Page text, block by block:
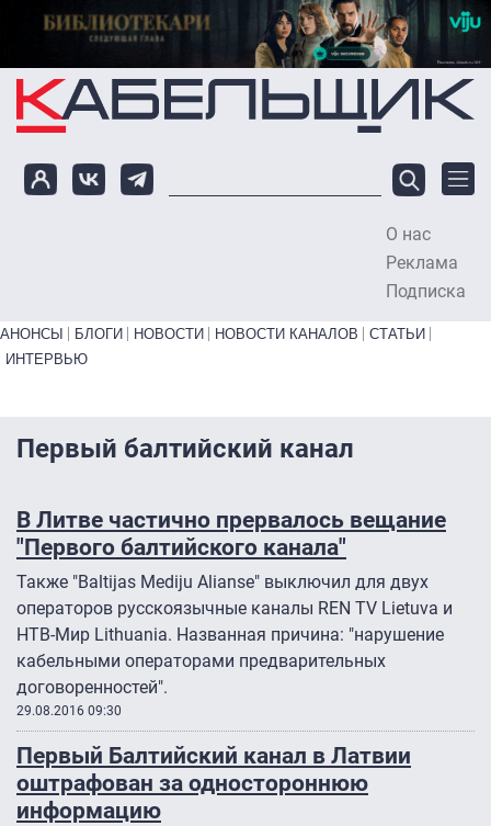
Перейти к основному содержанию
О нас
Реклама
Подписка
Primary links bottom
АНОНСЫ БЛОГИ НОВОСТИ НОВОСТИ КАНАЛОВ
СТАТЬИ
ИНТЕРВЬЮ
Первый балтийский канал
В Литве частично прервалось вещание
"Первого балтийского канала"
Также "Baltijas Mediju Alianse" выключил для двух
операторов русскоязычные каналы REN TV Lietuva и
НТВ-Мир Lithuania. Названная причина: "нарушение
кабельными операторами предварительных
договоренностей".
29.08.2016 09:30
Первый Балтийский канал в Латвии
оштрафован за одностороннюю
информацию